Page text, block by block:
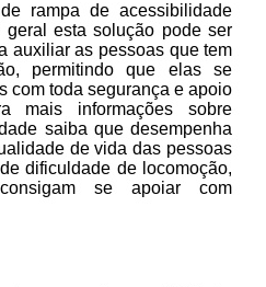
rampa de acessibilidade
geral esta solução pode ser
auxiliar as pessoas que tem
permitindo que elas se
com toda segurança e apoio
mais informações sobre
saiba que desempenha
de vida das pessoas
dificuldade de locomoção,
se apoiar com